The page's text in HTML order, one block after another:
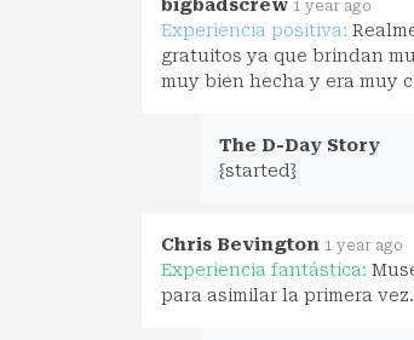
bigbadscrew 1 year ago
Experiencia positiva:
gratuitos ya que brindan
muy bien hecha y era muy
The D-Day Story
{started}
Chris Bevington 1 year ago
Experiencia fantástica:
para asimilar la primera